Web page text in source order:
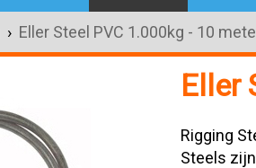
› Eller Steel PVC 1.000kg - 10
Eller
Rigging
Steels